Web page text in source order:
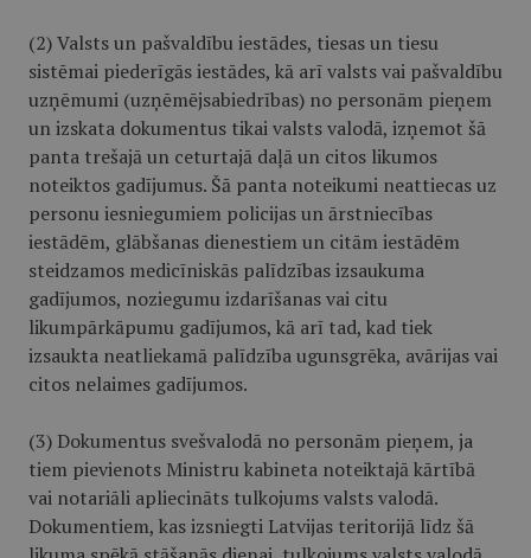
(2) Valsts un pašvaldību iestādes, tiesas un tiesu
sistēmai piederīgās iestādes, kā arī valsts vai pašvaldību
uzņēmumi (uzņēmējsabiedrības) no personām pieņem
un izskata dokumentus tikai valsts valodā, izņemot šā
panta trešajā un ceturtajā daļā un citos likumos
noteiktos gadījumus. Šā panta noteikumi neattiecas uz
personu iesniegumiem policijas un ārstniecības
iestādēm, glābšanas dienestiem un citām iestādēm
steidzamos medicīniskās palīdzības izsaukuma
gadījumos, noziegumu izdarīšanas vai citu
likumpārkāpumu gadījumos, kā arī tad, kad tiek
izsaukta neatliekamā palīdzība ugunsgrēka, avārijas vai
citos nelaimes gadījumos.
(3) Dokumentus svešvalodā no personām pieņem, ja
tiem pievienots Ministru kabineta noteiktajā kārtībā
vai notariāli apliecināts tulkojums valsts valodā.
Dokumentiem, kas izsniegti Latvijas teritorijā līdz šā